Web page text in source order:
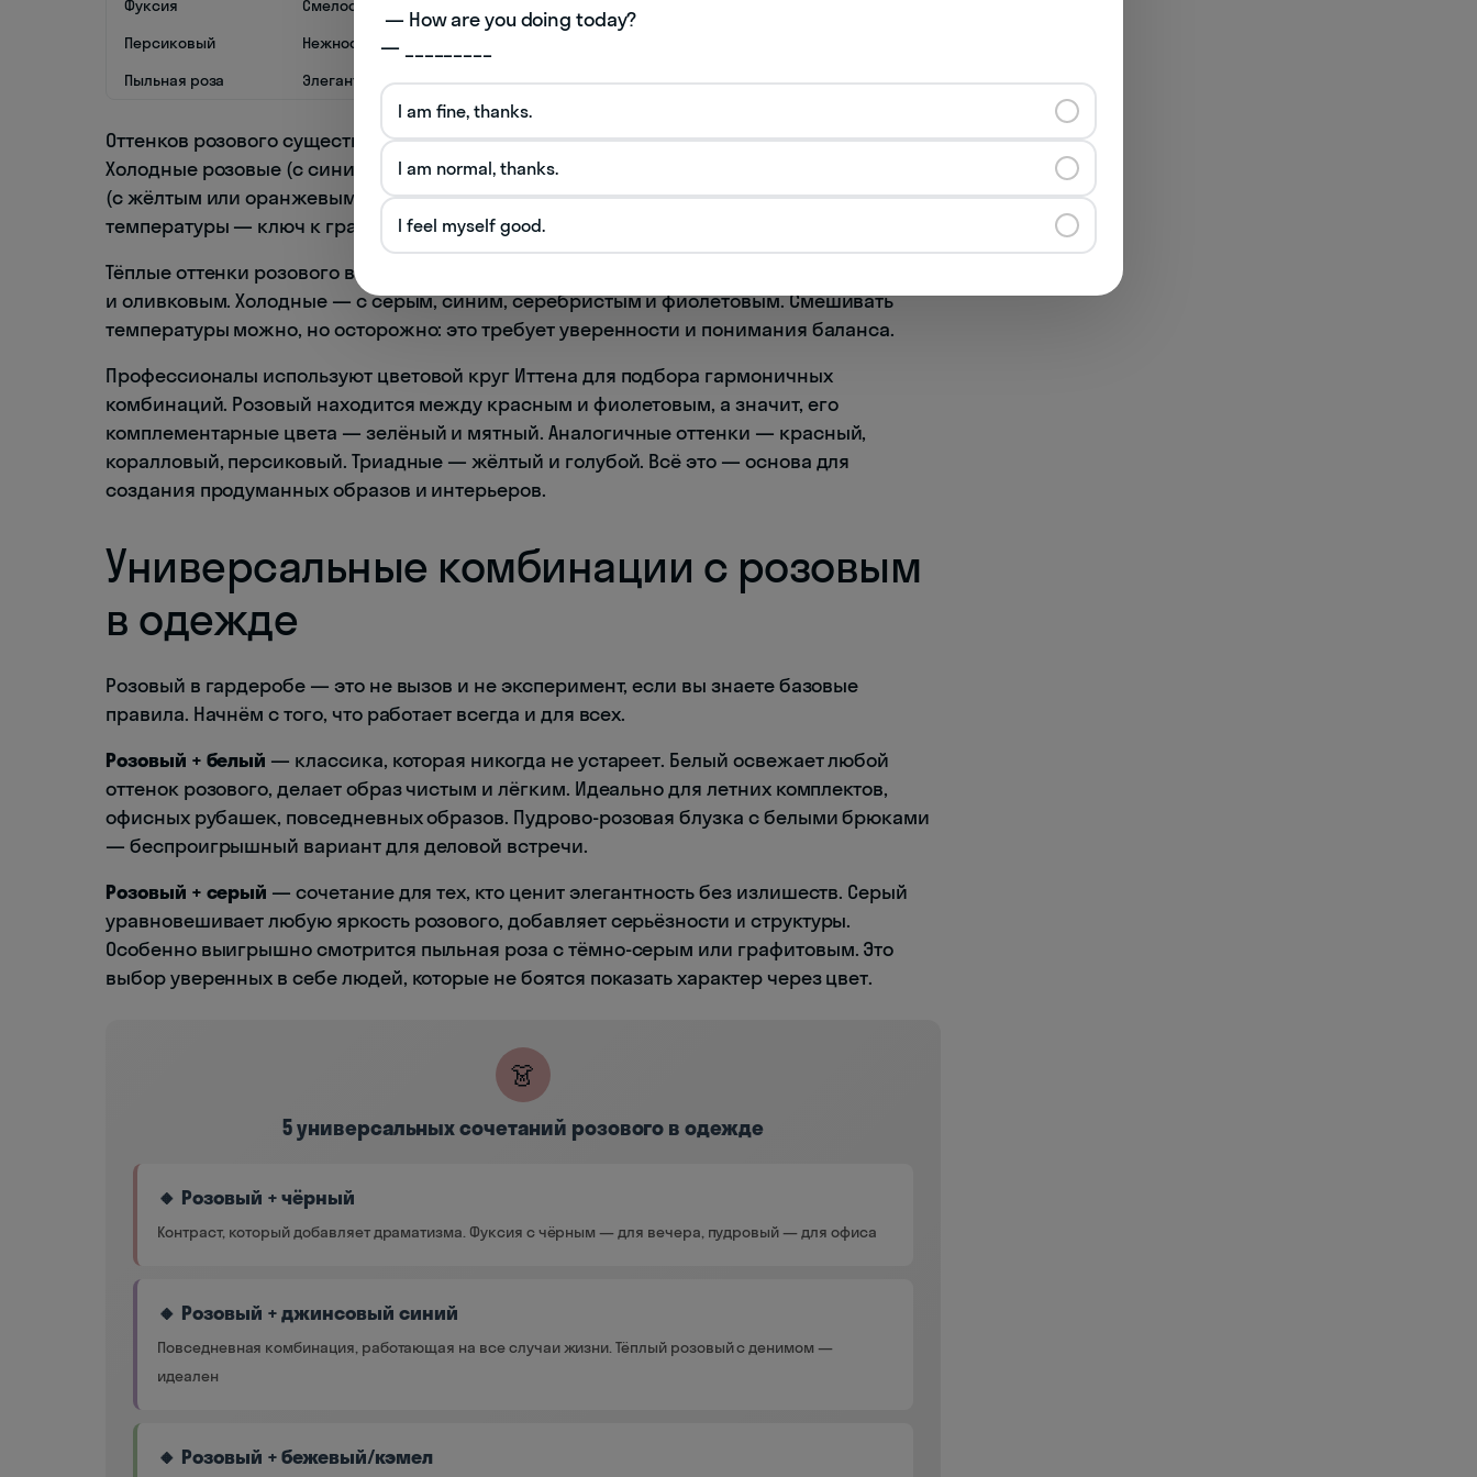
Фуксия
Смелость, страсть, яркость
Персиковый
Нежность, тепло, забота
Пыльная роза
Элегантность, зрелость, глубина Деловые образы, современный интерьер
Оттенков розового существует более 50, и каждый из них имеет свою температуру.
Холодные розовые (с синим подтоном) — это пыльная роза, лиловый, маджента. Тёплые
(с жёлтым или оранжевым) — персиковый, лососевый, коралловый. Понимание
температуры — ключ к грамотным сочетаниям.
Тёплые оттенки розового великолепно работают с бежевым, терракотовым, золотистым
и оливковым. Холодные — с серым, синим, серебристым и фиолетовым. Смешивать
температуры можно, но осторожно: это требует уверенности и понимания баланса.
Профессионалы используют цветовой круг Иттена для подбора гармоничных
комбинаций. Розовый находится между красным и фиолетовым, а значит, его
комплементарные цвета — зелёный и мятный. Аналогичные оттенки — красный,
коралловый, персиковый. Триадные — жёлтый и голубой. Всё это — основа для
создания продуманных образов и интерьеров.
Универсальные комбинации с розовым
в одежде
Розовый в гардеробе — это не вызов и не эксперимент, если вы знаете базовые
правила. Начнём с того, что работает всегда и для всех.
Розовый + белый — классика, которая никогда не устареет. Белый освежает любой
оттенок розового, делает образ чистым и лёгким. Идеально для летних комплектов,
офисных рубашек, повседневных образов. Пудрово-розовая блузка с белыми брюками
— беспроигрышный вариант для деловой встречи.
Розовый + серый — сочетание для тех, кто ценит элегантность без излишеств. Серый
уравновешивает любую яркость розового, добавляет серьёзности и структуры.
Особенно выигрышно смотрится пыльная роза с тёмно-серым или графитовым. Это
выбор уверенных в себе людей, которые не боятся показать характер через цвет.
👗
5 универсальных сочетаний розового в одежде
🔸 Розовый + чёрный
Контраст, который добавляет драматизма. Фуксия с чёрным — для вечера, пудровый — для офиса
🔸 Розовый + джинсовый синий
Повседневная комбинация, работающая на все случаи жизни. Тёплый розовый с денимом —
идеален
🔸 Розовый + бежевый/кэмел
— _________
I am fine, thanks.
I am normal, thanks.
I feel myself good.